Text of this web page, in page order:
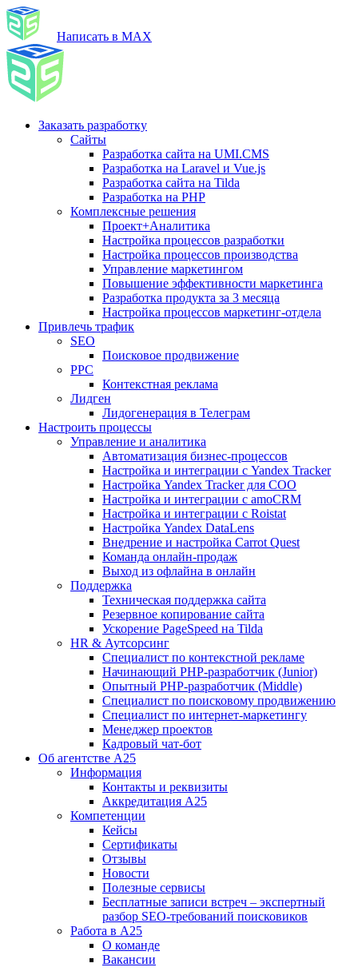
Написать в MAX
Заказать разработку
Сайты
Разработка сайта на UMI.CMS
Разработка на Laravel и Vue.js
Разработка сайта на Tilda
Разработка на PHP
Комплексные решения
Проект+Аналитика
Настройка процессов разработки
Настройка процессов производства
Управление маркетингом
Повышение эффективности маркетинга
Разработка продукта за 3 месяца
Настройка процессов маркетинг-отдела
Привлечь трафик
SEO
Поисковое продвижение
PPC
Контекстная реклама
Лидген
Лидогенерация в Телеграм
Настроить процессы
Управление и аналитика
Автоматизация бизнес-процессов
Настройка и интеграции с Yandex Tracker
Настройка Yandex Tracker для СОО
Настройка и интеграции с amoCRM
Настройка и интеграции с Roistat
Настройка Yandex DataLens
Внедрение и настройка Carrot Quest
Команда онлайн-продаж
Выход из офлайна в онлайн
Поддержка
Техническая поддержка сайта
Резервное копирование сайта
Ускорение PageSpeed на Tilda
HR & Аутсорсинг
Специалист по контекстной рекламе
Начинающий PHP-разработчик (Junior)
Опытный PHP-разработчик (Middle)
Специалист по поисковому продвижению
Специалист по интернет-маркетингу
Менеджер проектов
Кадровый чат-бот
Об агентстве А25
Информация
Контакты и реквизиты
Аккредитация А25
Компетенции
Кейсы
Сертификаты
Отзывы
Новости
Полезные сервисы
Бесплатные записи встреч – экспертный
разбор SEO-требований поисковиков
Работа в А25
О команде
Вакансии